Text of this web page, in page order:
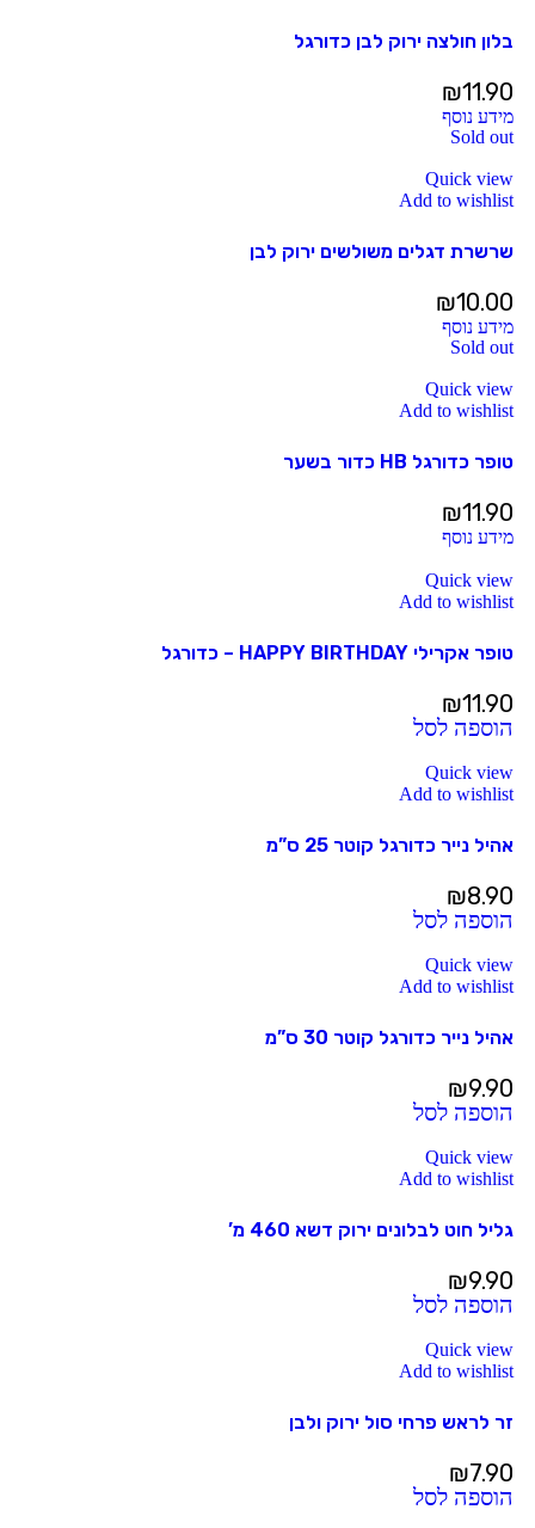
בלון חולצה ירוק לבן כדורגל
₪11.90
מידע נוסף
Sold out
Quick view
Add to wishlist
שרשרת דגלים משולשים ירוק לבן
₪10.00
מידע נוסף
Sold out
Quick view
Add to wishlist
טופר כדורגל HB כדור בשער
₪11.90
מידע נוסף
Quick view
Add to wishlist
טופר אקרילי HAPPY BIRTHDAY – כדורגל
₪11.90
הוספה לסל
Quick view
Add to wishlist
אהיל נייר כדורגל קוטר 25 ס”מ
₪8.90
הוספה לסל
Quick view
Add to wishlist
אהיל נייר כדורגל קוטר 30 ס”מ
₪9.90
הוספה לסל
Quick view
Add to wishlist
גליל חוט לבלונים ירוק דשא 460 מ’
₪9.90
הוספה לסל
Quick view
Add to wishlist
זר לראש פרחי סול ירוק ולבן
₪7.90
הוספה לסל